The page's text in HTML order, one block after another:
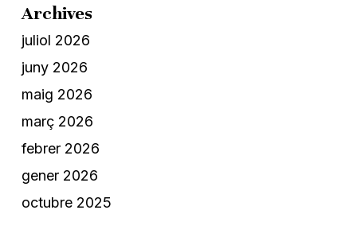
Archives
juliol 2026
juny 2026
maig 2026
març 2026
febrer 2026
gener 2026
octubre 2025